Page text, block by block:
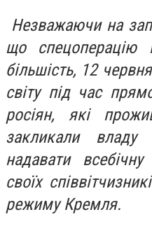
Незважаючи на
що спецоперацію
більшість, 12
світу під час
росіян, які
закликали владу
надавати
своїх
режиму Кремля.